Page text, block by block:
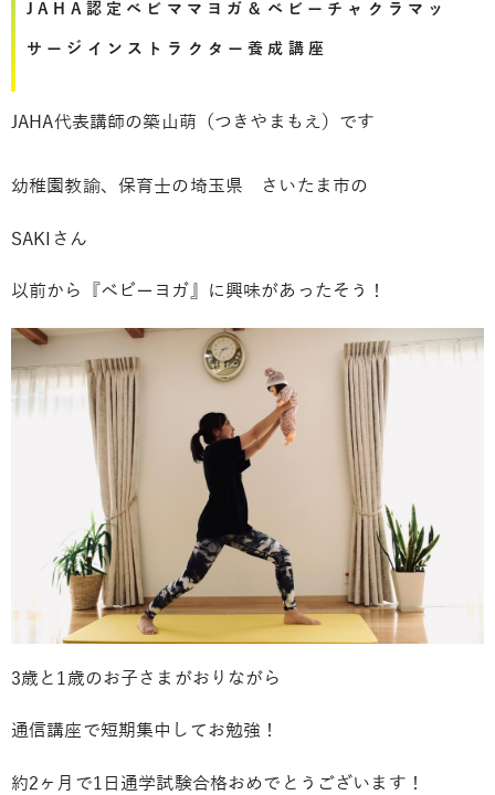
JAHA認定ベビママヨガ＆ベビーチャクラマッ
サージインストラクター養成講座
JAHA代表講師の築山萌（つきやまもえ）です
幼稚園教諭、保育士の埼玉県 さいたま市の
SAKIさん
以前から『ベビーヨガ』に興味があったそう！
3歳と1歳のお子さまがおりながら
通信講座で短期集中してお勉強！
約2ヶ月で1日通学試験合格おめでとうございます！